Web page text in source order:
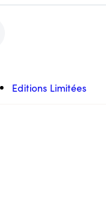
Editions Limitées